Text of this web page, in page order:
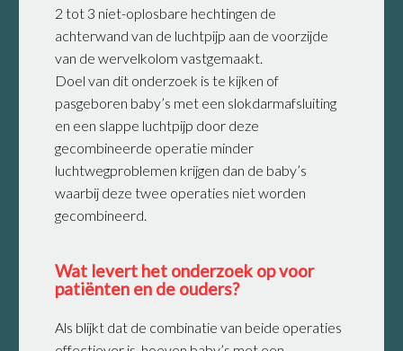
2 tot 3 niet-oplosbare hechtingen de
achterwand van de luchtpijp aan de voorzijde
van de wervelkolom vastgemaakt.
Doel van dit onderzoek is te kijken of
pasgeboren baby’s met een slokdarmafsluiting
en een slappe luchtpijp door deze
gecombineerde operatie minder
luchtwegproblemen krijgen dan de baby’s
waarbij deze twee operaties niet worden
gecombineerd.
Wat levert het onderzoek op voor
patiënten en de ouders?
Als blijkt dat de combinatie van beide operaties